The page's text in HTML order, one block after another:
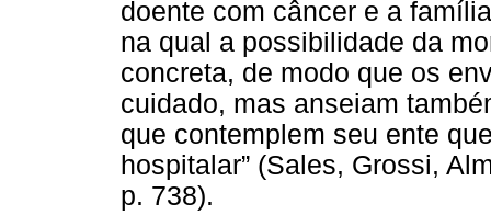
doente com câncer e a
na qual a possibilidade da
concreta, de modo que os
cuidado, mas anseiam
que contemplem seu ente
hospitalar” (Sales, Grossi,
p. 738).